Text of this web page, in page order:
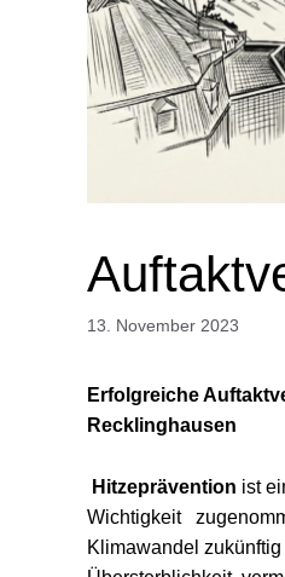
13. November 2023
Erfolgreiche
Recklinghausen
Hitzeprävention ist
Wichtigkeit
Klimawandel